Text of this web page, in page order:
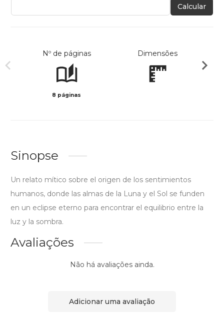
Calcular
Nº de páginas
8 páginas
Dimensões
Sinopse
Un relato mítico sobre el origen de los sentimientos
humanos, donde las almas de la Luna y el Sol se funden
en un eclipse eterno para encontrar el equilibrio entre la
luz y la sombra.
Avaliações
Não há avaliações ainda.
Adicionar uma avaliação